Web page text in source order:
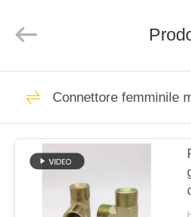
CASA
PRODOTTI
CIRCA
Connector
Montaggio
flessibile
Connettore femminile